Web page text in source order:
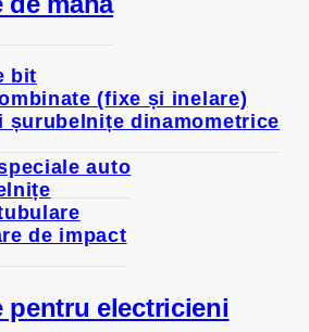
bit
(fixe și inelare)
șurubelnițe dinamometrice
auto
de impact
pentru electricieni